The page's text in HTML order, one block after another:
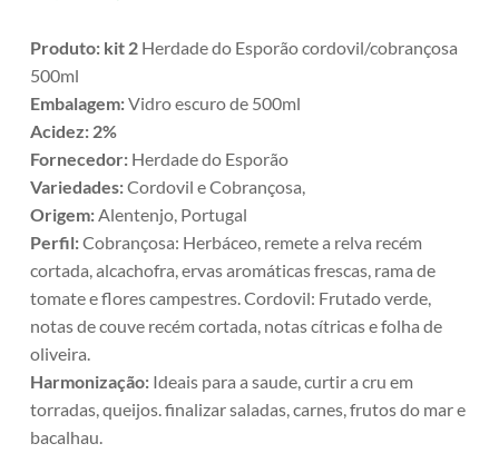
Produto: kit 2 Herdade do Esporão cordovil/cobrançosa
500ml
Embalagem:Vidro escuro de 500ml
Acidez: 2%
Fornecedor: Herdade do Esporão
Variedades:Cordovil e Cobrançosa,
Origem:Alentenjo, Portugal
Perfil:Cobrançosa: Herbáceo, remete a relva recém
cortada, alcachofra, ervas aromáticas frescas, rama de
tomate e flores campestres. Cordovil: Frutado verde,
notas de couve recém cortada, notas cítricas e folha de
oliveira.​
Harmonização: Ideais para a saude, curtir a cru em
torradas, queijos. finalizar saladas, carnes, frutos do mar e
bacalhau.